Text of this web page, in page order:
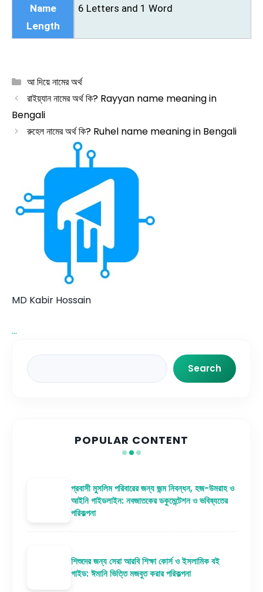
Name
Length
6 Letters and 1 Word
Categories
আ দিয়ে নামের অর্থ
রাইয়্যান নামের অর্থ কি? Rayyan name meaning in
Bengali
রুহেল নামের অর্থ কি? Ruhel name meaning in Bengali
MD Kabir Hossain
...
Search
Search
POPULAR CONTENT
প্রবাসী মুসলিম পরিবারের জন্য জন্ম নিবন্ধন, হজ-উমরাহ ও
আইনি গাইডলাইন: নবজাতকের ডকুমেন্টেশন ও ভবিষ্যতের
পরিকল্পনা
শিশুদের জন্য সেরা আরবি শিক্ষা কোর্স ও ইসলামিক বই
গাইড: ঈমানি ভিত্তি মজবুত করার পরিকল্পনা